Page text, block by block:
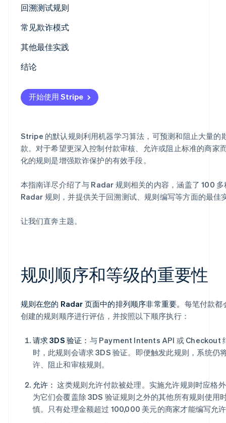
基于频率的属性
基于银行卡详情的属性
基于付款详情的属性
基于客户详情的属性
回溯测试规则
管理平台中的回溯测试
执行自定义回溯测试分析
常见欺诈模式
测试
价值提取
其他最佳实践
使用 Stripe.js 的重要性
结论
开始使用 Stripe
Stripe 的默认规则利用机器学习算法，可预测和阻止大量的
款。对于希望更深入控制付款审核、允许或阻止标准的商家
化的规则是增强欺诈保护的有效手段。
本指南详尽介绍了与 Radar 规则相关的内容，涵盖了 100
Radar 规则，并提供关于回溯测试、规则编写等方面的最佳
让我们直奔主题。
规则顺序和等级的重要性
规则在您的 Radar 页面中的排列顺序非常重要。 每笔付款都
创建的规则顺序进行评估，并按照以下顺序执行：
请求 3DS 验证： 与 Payment Intents API 或 Checkout
时，此规则会请求 3DS 验证。即便触发此规则，系统仍
许、阻止和审核规则。
允许： 这类规则允许付款被处理。实施允许规则时应格
为它们会覆盖除 3DS 验证规则之外的其他所有规则使用
慎。只有处理金额超过 100,000 美元的商家才能编写允